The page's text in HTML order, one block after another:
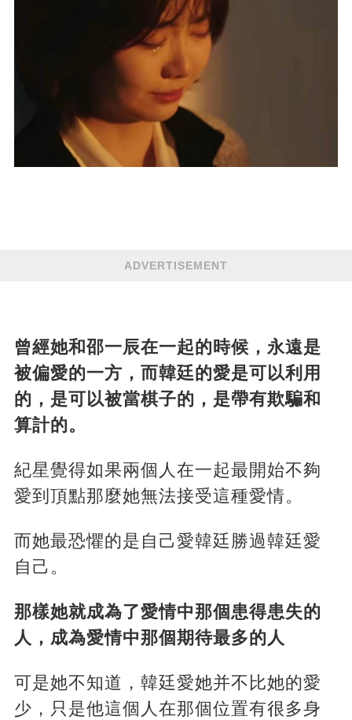
ADVERTISEMENT
曾經她和邵一辰在一起的時候，永遠是
被偏愛的一方，而韓廷的愛是可以利用
的，是可以被當棋子的，是帶有欺騙和
算計的。
紀星覺得如果兩個人在一起最開始不夠
愛到頂點那麼她無法接受這種愛情。
而她最恐懼的是自己愛韓廷勝過韓廷愛
自己。
那樣她就成為了愛情中那個患得患失的
人，成為愛情中那個期待最多的人
可是她不知道，韓廷愛她并不比她的愛
少，只是他這個人在那個位置有很多身